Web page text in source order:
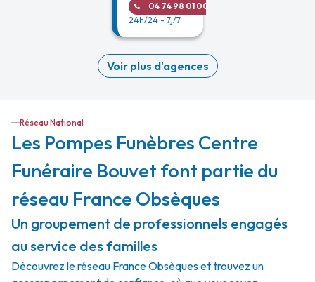
04 74 98 01 00
24h/24 - 7j/7
Voir plus d'agences
Réseau National
Les Pompes Funèbres Centre
Funéraire Bouvet font partie du
réseau France Obsèques
Un groupement de professionnels engagés
au service des familles
Découvrez le réseau France Obsèques et trouvez un